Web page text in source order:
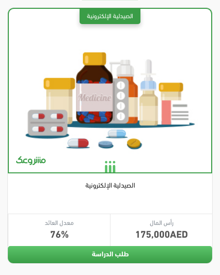
الصيدلية الإلكترونية
رأس المال
175,000
معدل العائد
76
طلب الدراسة